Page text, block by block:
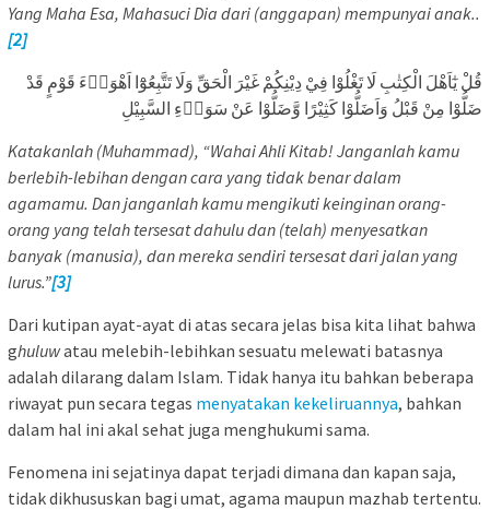
Yang Maha Esa, Mahasuci Dia dari (anggapan) mempunyai anak..
[2]
قُلْ يٰٓاَهْلَ الْكِتٰبِ لَا تَغْلُوْا فِيْ دِيْنِكُمْ غَيْرَ الْحَقِّ وَلَا تَتَّبِعُوْٓا اَهْوَاۤءَ قَوْمٍ قَدْ
ضَلُّوْا مِنْ قَبْلُ وَاَضَلُّوْا كَثِيْرًا وَّضَلُّوْا عَنْ سَوَاۤءِ السَّبِيْلِ
Katakanlah (Muhammad), “Wahai Ahli Kitab! Janganlah kamu
berlebih-lebihan dengan cara yang tidak benar dalam
agamamu. Dan janganlah kamu mengikuti keinginan orang-
orang yang telah tersesat dahulu dan (telah) menyesatkan
banyak (manusia), dan mereka sendiri tersesat dari jalan yang
lurus.”[3]
Dari kutipan ayat-ayat di atas secara jelas bisa kita lihat bahwa
ghuluwatau melebih-lebihkan sesuatu melewati batasnya
adalah dilarang dalam Islam. Tidak hanya itu bahkan beberapa
riwayat pun secara tegas menyatakan kekeliruannya, bahkan
dalam hal ini akal sehat juga menghukumi sama.
Fenomena ini sejatinya dapat terjadi dimana dan kapan saja,
tidak dikhususkan bagi umat, agama maupun mazhab tertentu.